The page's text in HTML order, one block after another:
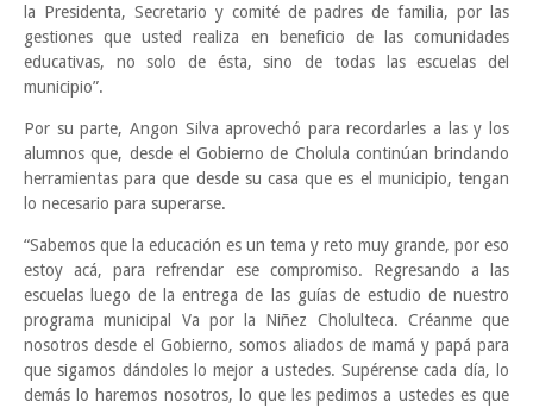
la Presidenta, Secretario y comité de padres de familia, por las
gestiones que usted realiza en beneficio de las comunidades
educativas, no solo de ésta, sino de todas las escuelas del
municipio”.
Por su parte, Angon Silva aprovechó para recordarles a las y los
alumnos que, desde el Gobierno de Cholula continúan brindando
herramientas para que desde su casa que es el municipio, tengan
lo necesario para superarse.
“Sabemos que la educación es un tema y reto muy grande, por eso
estoy acá, para refrendar ese compromiso. Regresando a las
escuelas luego de la entrega de las guías de estudio de nuestro
programa municipal Va por la Niñez Cholulteca. Créanme que
nosotros desde el Gobierno, somos aliados de mamá y papá para
que sigamos dándoles lo mejor a ustedes. Supérense cada día, lo
demás lo haremos nosotros, lo que les pedimos a ustedes es que